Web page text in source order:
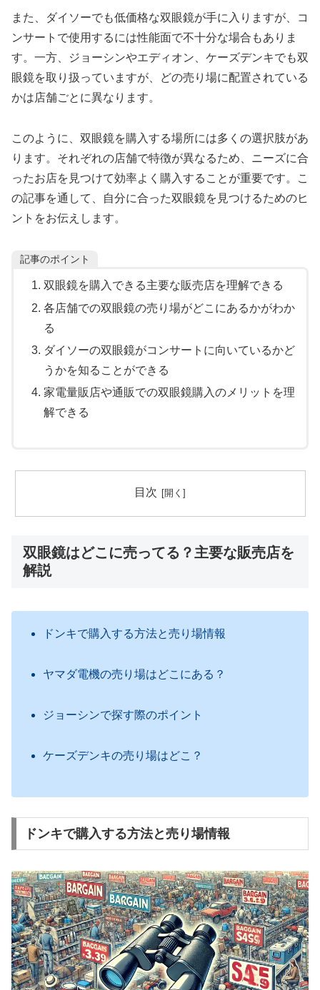
また、ダイソーでも低価格な双眼鏡が手に入りますが、コ
ンサートで使用するには性能面で不十分な場合もありま
す。一方、ジョーシンやエディオン、ケーズデンキでも双
眼鏡を取り扱っていますが、どの売り場に配置されている
かは店舗ごとに異なります。
このように、双眼鏡を購入する場所には多くの選択肢があ
ります。それぞれの店舗で特徴が異なるため、ニーズに合
ったお店を見つけて効率よく購入することが重要です。こ
の記事を通して、自分に合った双眼鏡を見つけるためのヒ
ントをお伝えします。
記事のポイント
双眼鏡を購入できる主要な販売店を理解できる
各店舗での双眼鏡の売り場がどこにあるかがわか
る
ダイソーの双眼鏡がコンサートに向いているかど
うかを知ることができる
家電量販店や通販での双眼鏡購入のメリットを理
解できる
目次
双眼鏡はどこに売ってる？主要な販売店を
解説
ドンキで購入する方法と売り場情報
ヤマダ電機の売り場はどこにある？
ジョーシンで探す際のポイント
ケーズデンキの売り場はどこ？
ドンキで購入する方法と売り場情報